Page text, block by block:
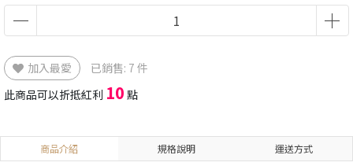
加入最愛
已銷售: 7 件
此商品可以折抵紅利 10 點
商品介紹 規格說明 運送方式